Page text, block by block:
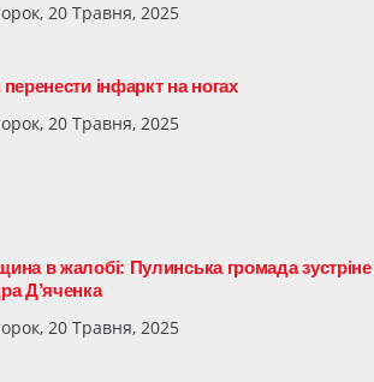
20 Травня, 2025
інфаркт на ногах
20 Травня, 2025
в жалобі: Пулинська громада зустріне
Д’яченка
20 Травня, 2025